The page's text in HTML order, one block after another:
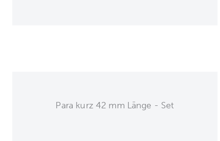
Para kurz 42 mm Länge - Set